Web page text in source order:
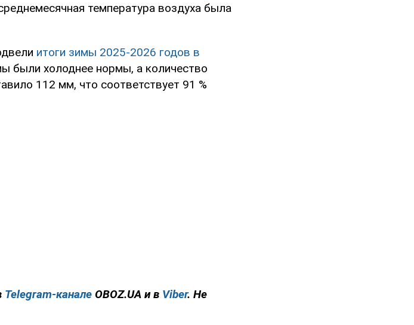
температура воздуха была
итоги зимы 2025-2026 годов в
были холоднее нормы, а количество
112 мм, что соответствует 91 %
Telegram-канале OBOZ.UA и в Viber. Не